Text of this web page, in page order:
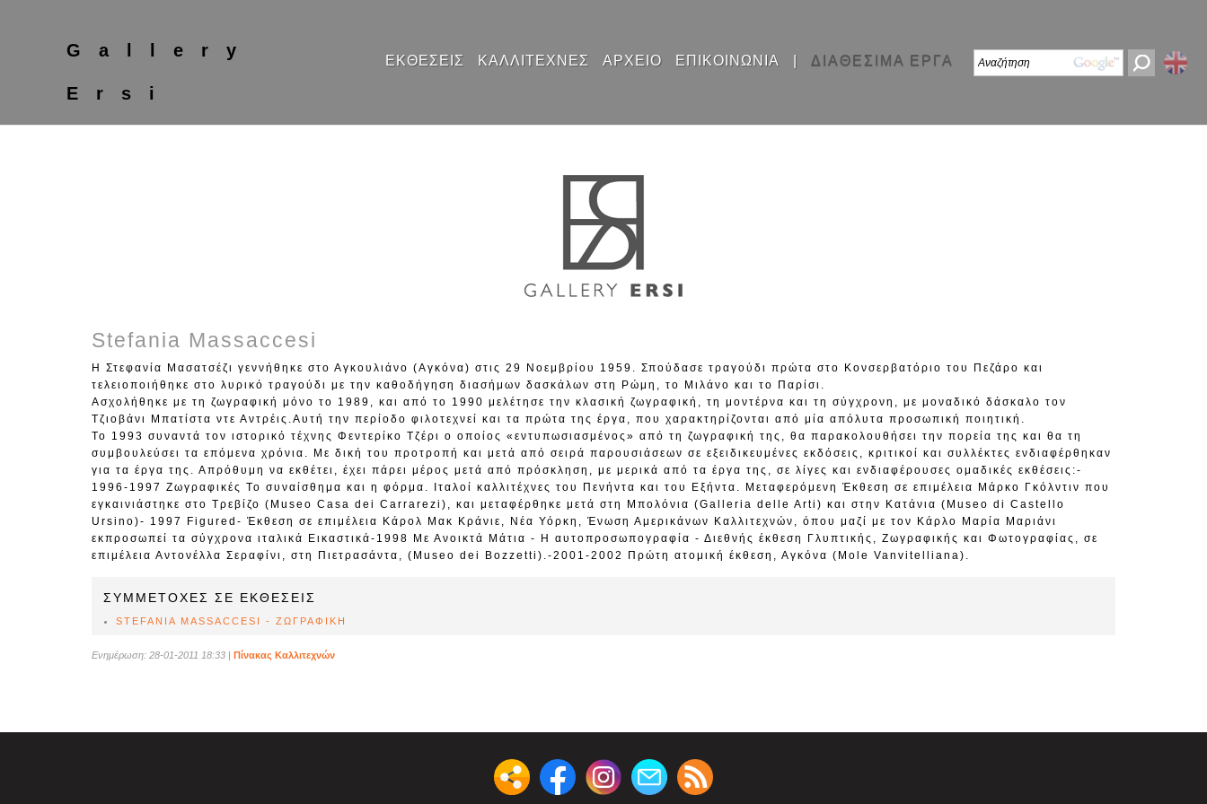
Gallery
Ersi
ΕΚΘΕΣΕΙΣ ΚΑΛΛΙΤΕΧΝΕΣ ΑΡΧΕΙΟ ΕΠΙΚΟΙΝΩΝΙΑ | ΔΙΑΘΕΣΙΜΑ ΕΡΓΑ
Stefania Massaccesi
Η Στεφανία Μασατσέζι γεννήθηκε στο Αγκουλιάνο (Αγκόνα) στις 29 Νοεμβρίου 1959. Σπούδασε τραγούδι πρώτα στο Κονσερβατόριο του Πεζάρο και
τελειοποιήθηκε στο λυρικό τραγούδι με την καθοδήγηση διασήμων δασκάλων στη Ρώμη, το Μιλάνο και το Παρίσι.
Ασχολήθηκε με τη ζωγραφική μόνο το 1989, και από το 1990 μελέτησε την κλασική ζωγραφική, τη μοντέρνα και τη σύγχρονη, με μοναδικό δάσκαλο τον
Τζιοβάνι Μπατίστα ντε Αντρέις.Αυτή την περίοδο φιλοτεχνεί και τα πρώτα της έργα, που χαρακτηρίζονται από μία απόλυτα προσωπική ποιητική.
Το 1993 συναντά τον ιστορικό τέχνης Φεντερίκο Τζέρι ο οποίος «εντυπωσιασμένος» από τη ζωγραφική της, θα παρακολουθήσει την πορεία της και θα τη
συμβουλεύσει τα επόμενα χρόνια. Με δική του προτροπή και μετά από σειρά παρουσιάσεων σε εξειδικευμένες εκδόσεις, κριτικοί και συλλέκτες ενδιαφέρθηκαν
για τα έργα της. Απρόθυμη να εκθέτει, έχει πάρει μέρος μετά από πρόσκληση, με μερικά από τα έργα της, σε λίγες και ενδιαφέρουσες ομαδικές εκθέσεις:-
1996-1997 Ζωγραφικές Το συναίσθημα και η φόρμα. Ιταλοί καλλιτέχνες του Πενήντα και του Εξήντα. Μεταφερόμενη Έκθεση σε επιμέλεια Μάρκο Γκόλντιν που
εγκαινιάστηκε στο Τρεβίζο (Museo Casa dei Carrarezi), και μεταφέρθηκε μετά στη Μπολόνια (Galleria delle Arti) και στην Κατάνια (Museo di Castello
Ursino)- 1997 Figured- Έκθεση σε επιμέλεια Κάρολ Μακ Κράνιε, Νέα Υόρκη, Ένωση Αμερικάνων Καλλιτεχνών, όπου μαζί με τον Κάρλο Μαρία Μαριάνι
εκπροσωπεί τα σύγχρονα ιταλικά Εικαστικά-1998 Με Ανοικτά Μάτια - Η αυτοπροσωπογραφία - Διεθνής έκθεση Γλυπτικής, Ζωγραφικής και Φωτογραφίας, σε
επιμέλεια Αντονέλλα Σεραφίνι, στη Πιετρασάντα, (Museo dei Bozzetti).-2001-2002 Πρώτη ατομική έκθεση, Αγκόνα (Mole Vanvitelliana).
ΣΥΜΜΕΤΟΧΕΣ ΣΕ ΕΚΘΕΣΕΙΣ
STEFANIA MASSACCESI - ΖΩΓΡΑΦΙΚΗ
Ενημέρωση: 28-01-2011 18:33 | Πίνακας Καλλιτεχνών